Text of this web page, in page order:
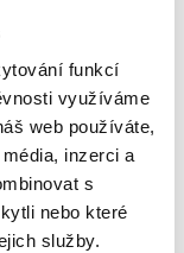
funkcí
využíváme
web používáte,
inzerci a
s
nebo které
služby.
zdražuje